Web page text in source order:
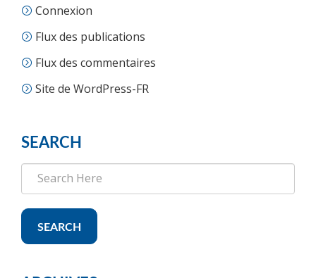
Connexion
Flux des publications
Flux des commentaires
Site de WordPress-FR
SEARCH
SEARCH